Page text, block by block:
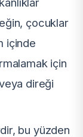
çocuklar
içinde
için
direği
bu yüzden